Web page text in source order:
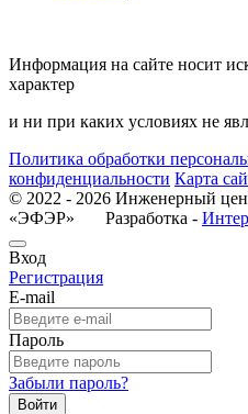
Информация на сайте носит
характер
и ни при каких условиях не
Политика обработки
конфиденциальности Карта
© 2022 - 2026 Инженерный
«ЭФЭР» Разработка -
Вход
Регистрация
E-mail
Пароль
Забыли пароль?
Войти